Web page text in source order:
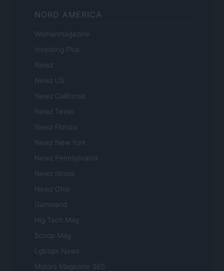
NORD AMERICA
Womanmagazine
Investing Plus
Newz
Newz US
Newz California
Newz Texas
Newz Florida
Newz New York
Newz Pennsylvania
Newz Illinois
Newz Ohio
Gameland
Hig Tech Mag
Scoop Mag
Lgbtqia News
Motors Magazine 365